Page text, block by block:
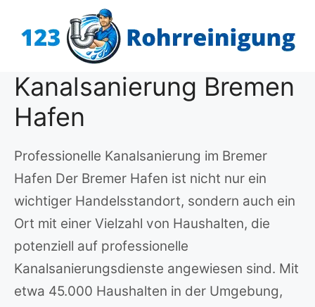
Inhalt
Kanalsanierung Bremen
Hafen
Professionelle Kanalsanierung im Bremer
Hafen Der Bremer Hafen ist nicht nur ein
wichtiger Handelsstandort, sondern auch ein
Ort mit einer Vielzahl von Haushalten, die
potenziell auf professionelle
Kanalsanierungsdienste angewiesen sind. Mit
etwa 45.000 Haushalten in der Umgebung,